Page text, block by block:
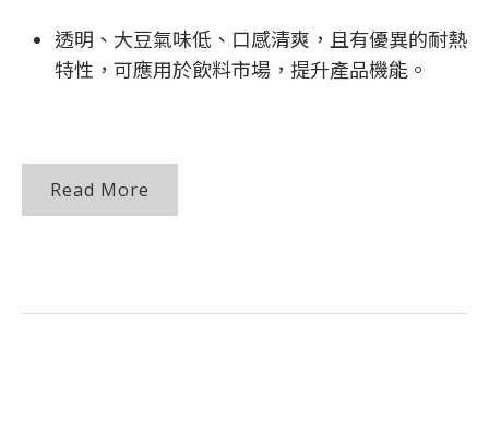
透明、大豆氣味低、口感清爽，且有優異的耐熱
特性，可應用於飲料市場，提升產品機能。
Read More